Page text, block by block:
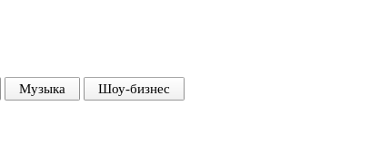
Музыка Шоу-бизнес